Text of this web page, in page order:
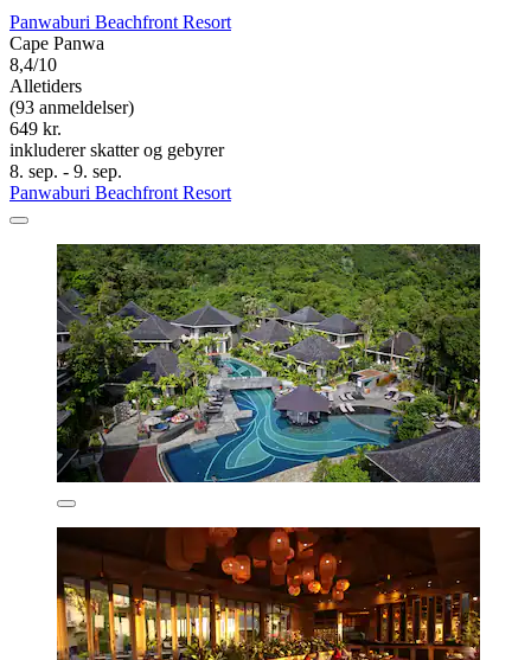
Panwaburi Beachfront Resort
Cape Panwa
8,4/10
Alletiders
(93 anmeldelser)
649 kr.
inkluderer skatter og gebyrer
8. sep. - 9. sep.
Panwaburi Beachfront Resort